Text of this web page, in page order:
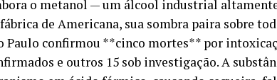
o metanol — um álcool industrial
de Americana, sua sombra paira sobre
Paulo confirmou **cinco mortes** por
e outros 15 sob investigação. A